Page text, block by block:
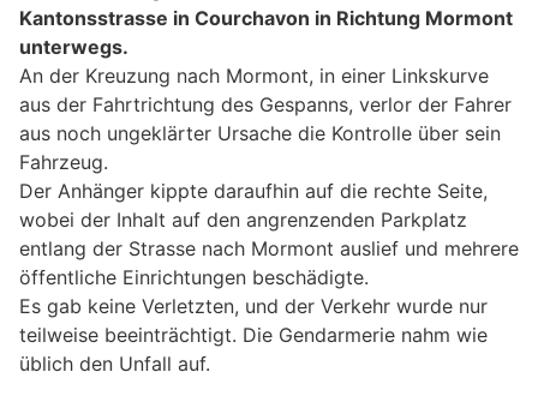
Kantonsstrasse in Courchavon in Richtung Mormont
unterwegs.
An der Kreuzung nach Mormont, in einer Linkskurve
aus der Fahrtrichtung des Gespanns, verlor der Fahrer
aus noch ungeklärter Ursache die Kontrolle über sein
Fahrzeug.
Der Anhänger kippte daraufhin auf die rechte Seite,
wobei der Inhalt auf den angrenzenden Parkplatz
entlang der Strasse nach Mormont auslief und mehrere
öffentliche Einrichtungen beschädigte.
Es gab keine Verletzten, und der Verkehr wurde nur
teilweise beeinträchtigt. Die Gendarmerie nahm wie
üblich den Unfall auf.